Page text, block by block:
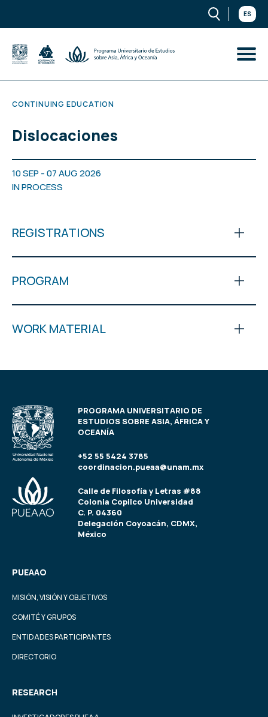
ES
CONTINUING EDUCATION
Dislocaciones
10 SEP - 07 AUG 2026
IN PROCESS
REGISTRATIONS
PROGRAM
WORK MATERIAL
PROGRAMA UNIVERSITARIO DE
ESTUDIOS SOBRE ASIA, ÁFRICA Y
OCEANÍA
+52 55 5424 3785
coordinacion.pueaa@unam.mx
Calle de Filosofía y Letras #88
Colonia Copilco Universidad
C. P. 04360
Delegación Coyoacán, CDMX,
México
PUEAAO
MISIÓN, VISIÓN Y OBJETIVOS
COMITÉ Y GRUPOS
ENTIDADES PARTICIPANTES
DIRECTORIO
RESEARCH